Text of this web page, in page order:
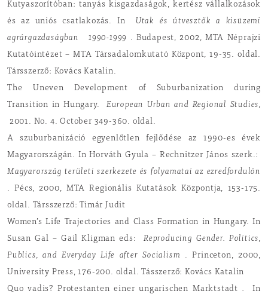
Kutyaszorítóban: tanyás kisgazdaságok, kertész vállalkozások
és az uniós csatlakozás. In Utak és útvesztők a kisüzemi
agrárgazdaságban
1990-1999 . Budapest, 2002, MTA Néprajzi
Kutatóintézet – MTA Társadalomkutató Központ, 19-35. oldal.
Társszerző: Kovács Katalin.
The Uneven Development of Suburbanization during
Transition in Hungary. European Urban and Regional Studies,
2001. No. 4. October 349-360. oldal.
A szuburbanizáció egyenlőtlen fejlődése az 1990-es évek
Magyarországán. In Horváth Gyula – Rechnitzer János szerk.:
Magyarország területi szerkezete és folyamatai az ezredfordulón
. Pécs, 2000, MTA Regionális Kutatások Központja, 153-175.
oldal. Társszerző: Timár Judit
Women’s Life Trajectories and Class Formation in Hungary. In
Susan Gal – Gail Kligman eds: Reproducing Gender. Politics,
Publics, and Everyday Life after Socialism . Princeton, 2000,
University Press, 176-200. oldal. Tásszerző: Kovács Katalin
Quo vadis? Protestanten einer ungarischen Marktstadt .
In